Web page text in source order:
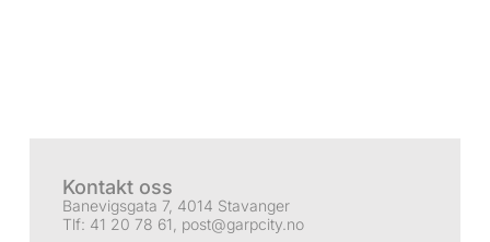
Kontakt oss
Banevigsgata 7, 4014 Stavanger
Tlf: 41 20 78 61, post@garpcity.no